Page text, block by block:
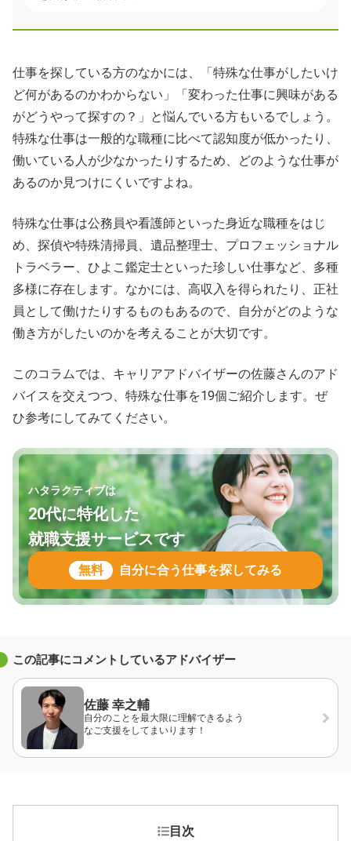
仕事を探している方のなかには、「特殊な仕事がしたいけ
ど何があるのかわからない」「変わった仕事に興味がある
がどうやって探すの？」と悩んでいる方もいるでしょう。
特殊な仕事は一般的な職種に比べて認知度が低かったり、
働いている人が少なかったりするため、どのような仕事が
あるのか見つけにくいですよね。
特殊な仕事は公務員や看護師といった身近な職種をはじ
め、探偵や特殊清掃員、遺品整理士、プロフェッショナル
トラベラー、ひよこ鑑定士といった珍しい仕事など、多種
多様に存在します。なかには、高収入を得られたり、正社
員として働けたりするものもあるので、自分がどのような
働き方がしたいのかを考えることが大切です。
このコラムでは、キャリアアドバイザーの佐藤さんのアド
バイスを交えつつ、特殊な仕事を19個ご紹介します。ぜ
ひ参考にしてみてください。
ハタラクティブは
20代に特化した
就職支援サービスです
無料 自分に合う仕事を探してみる
この記事にコメントしているアドバイザー
佐藤 幸之輔
自分のことを最大限に理解できるよう
なご支援をしてまいります！
目次